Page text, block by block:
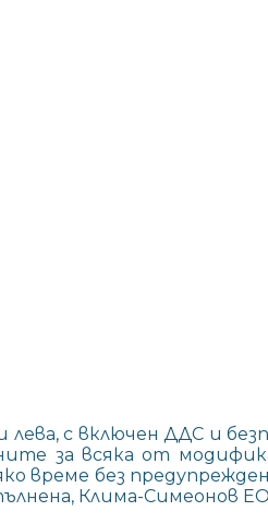
лева, с включен ДДС и
за всяка от
време без
Клима-Симеонов